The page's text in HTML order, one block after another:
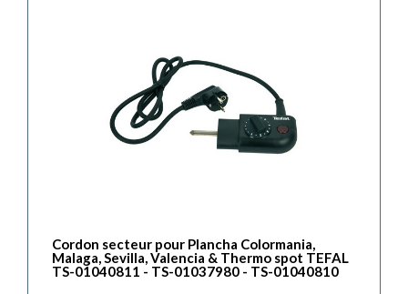
Cordon secteur pour Plancha Colormania,
Malaga, Sevilla, Valencia & Thermo spot TEFAL
TS-01040811 - TS-01037980 - TS-01040810